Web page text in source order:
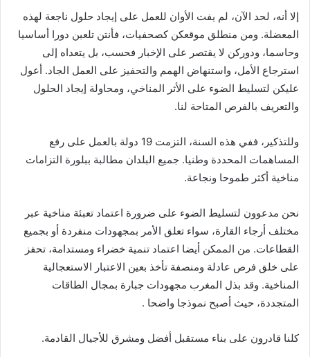
إلا أنه، لحد الآن، لم يفت الأوان للعمل على إيجاد حلول ناجعة لهذه
المعضلة. ومن منطلق موقعكن كصحفيات، فأنتن تلعبن دورا أساسيا
وحاسما، ودوركن لا يقتصر على الإخبار فحسب، بل يتعداه إلى
استرجاع الأمل، واستنهاض الهمم والتحفيز على العمل الجاد. أعول
عليكن لتسليط الضوء على الأثر المناخي، ومحاولة إيجاد الحلول
والتعريف بالفرص المتاحة لنا.
وللتذكير، ففي هذه السنة، التزمت 19 دولة بالعمل على رفع
المساهمات المحددة وطنيا. جميع البلدان مطالبة ببلورة التزامات
مناخية أكثر طموحا ونجاعة.
نحن مدعوون لتسليط الضوء على ضرورة اعتماد تعبئة مناخية عبر
مختلف أرجاء القارة، سواء تعلق الأمر بمجهودات منفردة أو بجميع
القطاعات. من الممكن أيضا اعتماد تنمية خضراء ومستدامة، تحفز
على خلق فرص عادلة ومنصفة تأخذ بعين الاعتبار الاستعجالية
المناخية. وقد بذل المغرب مجهودات جبارة بمجال الطاقات
المتجددة، حيث أصبح نموذجا واضحا .
كلنا قادرون على بناء مستقبل أفضل ومشرق للأجيال القادمة.